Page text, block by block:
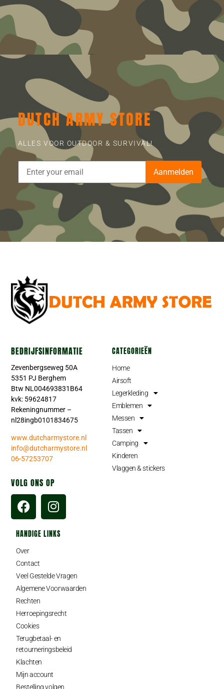
DUTCH ARMY STORE
ALLES VOOR OUTDOOR & SURVIVAL!
Aanmelden
BEDRIJFSINFORMATIE
Zevenbergseweg 50A
5351 PJ Berghem
Btw NL004693831B64
kvk: 59624817
Rekeningnummer –
nl28ingb0101834675
www.dutcharmystore.nl
info@dutcharmystore.nl
06-57253707
VOLG ONS OP
CATEGORIEËN
Home
Airsoft
Legerkleding
Emblemen
Messen
Tassen
Camping
Kinderen
Vlaggen & stickers
HANDIGE LINKS
Over
Contact
Veel Gestelde Vragen
Algemene Voorwaarden
Rechten
Herroepingsrecht
Cookies
Terugbetaal- en
retourneringsbeleid
Klachten
Mijn account
Bestelling volgen